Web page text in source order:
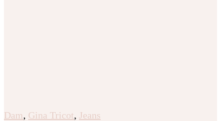
Dam, Gina Tricot, Jeans